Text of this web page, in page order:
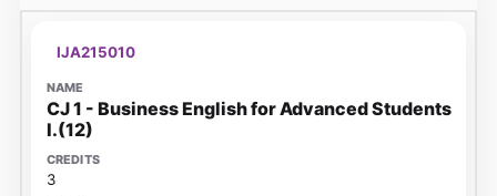
IJA215010
CJ 1 - Business English for Advanced Students
I.(12)
3